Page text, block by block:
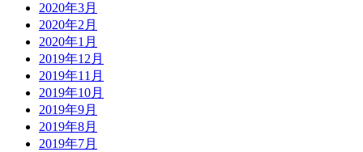
2020年3月
2020年2月
2020年1月
2019年12月
2019年11月
2019年10月
2019年9月
2019年8月
2019年7月